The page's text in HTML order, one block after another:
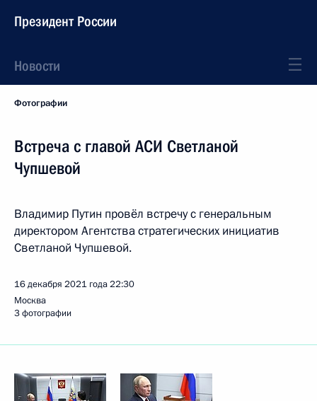
Президент России
Новости
Фотографии
Встреча с главой АСИ Светланой
Чупшевой
Владимир Путин провёл встречу с генеральным
директором Агентства стратегических инициатив
Светланой Чупшевой.
16 декабря 2021 года22:30
Москва
3 фотографии